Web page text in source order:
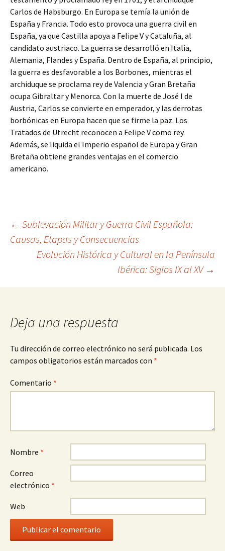
Carlos de Habsburgo. En Europa se temía la unión de
España y Francia. Todo esto provoca una guerra civil en
España, ya que Castilla apoya a Felipe V y Cataluña, al
candidato austriaco. La guerra se desarrolló en Italia,
Alemania, Flandes y España. Dentro de España, al principio,
la guerra es desfavorable a los Borbones, mientras el
archiduque se proclama rey de Valencia y Gran Bretaña
ocupa Gibraltar y Menorca. Con la muerte de José I de
Austria, Carlos se convierte en emperador, y las derrotas
borbónicas en Europa hacen que se firme la paz. Los
Tratados de Utrecht reconocen a Felipe V como rey.
Además, se liquida el Imperio español de Europa y Gran
Bretaña obtiene grandes ventajas en el comercio
americano.
Navegación
entradas
← Sublevación Militar y Guerra Civil Española:
Causas, Etapas y Consecuencias
Evolución Histórica y Cultural en la Península
Ibérica: Siglos IX al XV →
Deja una respuesta
Tu dirección de correo electrónico no será publicada. Los
campos obligatorios están marcados con *
Comentario *
Nombre *
Correo
electrónico *
Web